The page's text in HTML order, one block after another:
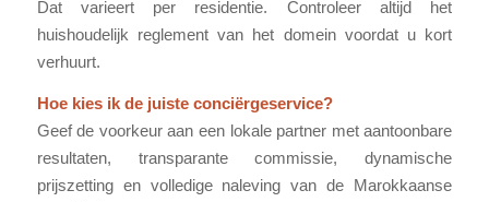
Dat varieert per residentie. Controleer altijd het
huishoudelijk reglement van het domein voordat u kort
verhuurt.
Hoe kies ik de juiste conciërgeservice?
Geef de voorkeur aan een lokale partner met aantoonbare
resultaten, transparante commissie, dynamische
prijszetting en volledige naleving van de Marokkaanse